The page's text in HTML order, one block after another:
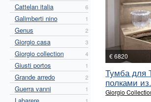
Cattelan italia 6
Galimberti nino 1
Genus 2
Giorgio casa 3
Giorgio collection 4
Giusti portos 1
Grande arredo 2
Guerra vanni 1
€ 6820
Тумба для
полками
Giorgio